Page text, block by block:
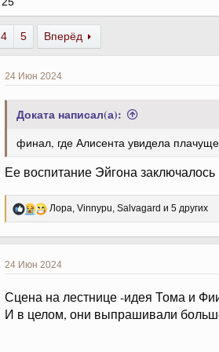
4 5 Вперёд
24 Июн 2024
Доката написал(а):
финал, где Алисента увидела
Ее воспитание Эйгона заключалось
Р
к
и
:
Лора Vinnypu Salvagard и 5 других
24 Июн 2024
Сцена на лестнице -идея Тома и
И в целом, они выпрашивали